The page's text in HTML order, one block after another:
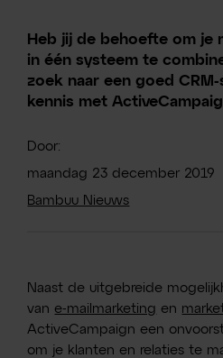
Heb jij de behoefte om je
in één systeem te
zoek naar een goed
kennis met
Door:
maandag 23 december 2019
Bambuu Nieuws
Naast de uitgebreide
van e-mailmarketing en
ActiveCampaign een
om je klanten en relaties te